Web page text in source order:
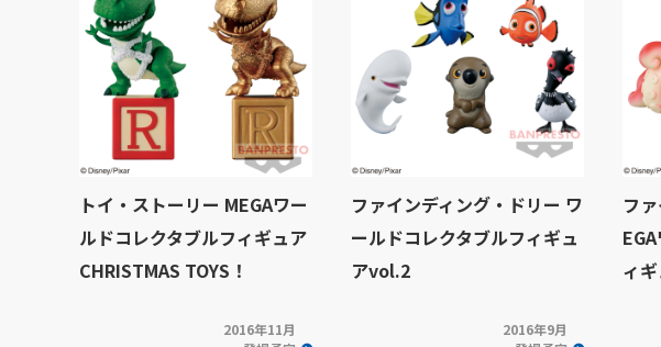
トイ・ストーリー MEGAワー
ルドコレクタブルフィギュア
CHRISTMAS TOYS！
2016年11月
ファインディング・ドリー ワ
ールドコレクタブルフィギュ
アvol.2
2016年9月
フ
ィ